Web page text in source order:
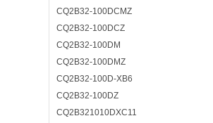
CQ2B32-100DCMZ
CQ2B32-100DCZ
CQ2B32-100DM
CQ2B32-100DMZ
CQ2B32-100D-XB6
CQ2B32-100DZ
CQ2B321010DXC11